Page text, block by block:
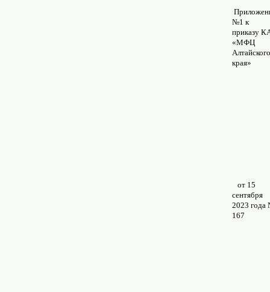
№1 к
приказу
«МФЦ
края»
от 15
сентября
2023 года
167